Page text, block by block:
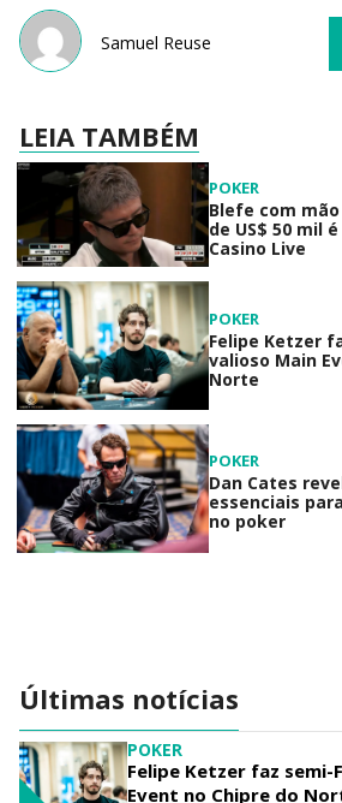
Samuel Reuse
LEIA TAMBÉM
POKER
Blefe com
de US$ 50 mil
Casino Live
POKER
Felipe Ketzer
valioso Main
Norte
POKER
Dan Cates
essenciais
no poker
Últimas notícias
POKER
Felipe Ketzer faz semi-
Event no Chipre do